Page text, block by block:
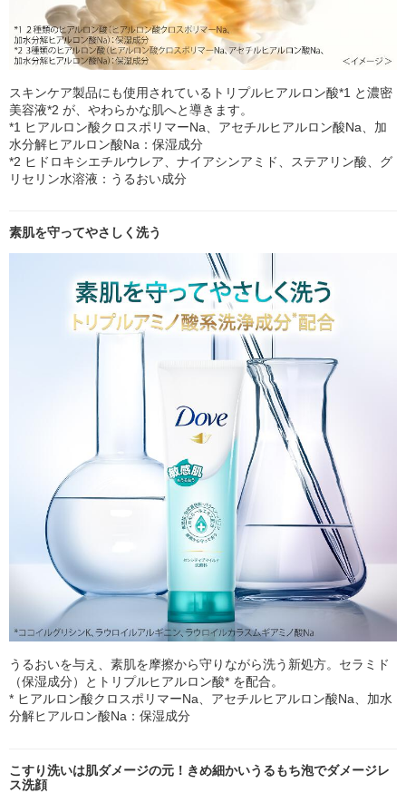
スキンケア製品にも使用されているトリプルヒアルロン酸*1 と濃密
美容液*2 が、やわらかな肌へと導きます。
*1 ヒアルロン酸クロスポリマーNa、アセチルヒアルロン酸Na、加
水分解ヒアルロン酸Na：保湿成分
*2 ヒドロキシエチルウレア、ナイアシンアミド、ステアリン酸、グ
リセリン水溶液：うるおい成分
素肌を守ってやさしく洗う
うるおいを与え、素肌を摩擦から守りながら洗う新処方。セラミド
（保湿成分）とトリプルヒアルロン酸* を配合。
* ヒアルロン酸クロスポリマーNa、アセチルヒアルロン酸Na、加水
分解ヒアルロン酸Na：保湿成分
こすり洗いは肌ダメージの元！きめ細かいうるもち泡でダメージレ
ス洗顔